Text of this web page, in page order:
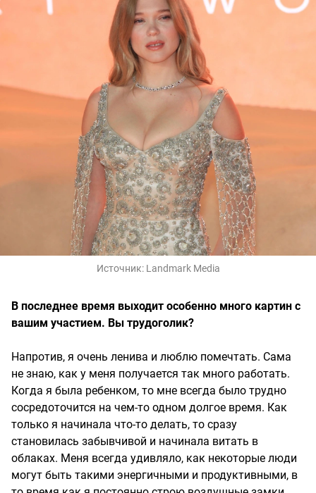
Источник: Landmark Media
В последнее время выходит особенно много картин с
вашим участием. Вы трудоголик?
Напротив, я очень ленива и люблю помечтать. Сама
не знаю, как у меня получается так много работать.
Когда я была ребенком, то мне всегда было трудно
сосредоточится на чем-то одном долгое время. Как
только я начинала что-то делать, то сразу
становилась забывчивой и начинала витать в
облаках. Меня всегда удивляло, как некоторые люди
могут быть такими энергичными и продуктивными, в